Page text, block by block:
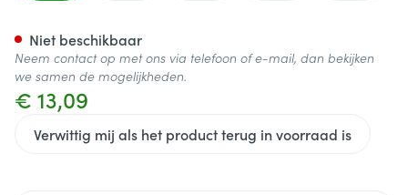
€ 13,09
Verwittig mij als het product terug in voorraad is
Niet beschikbaar
Neem contact op met ons via telefoon of e-mail, dan bekijken
we samen de mogelijkheden.